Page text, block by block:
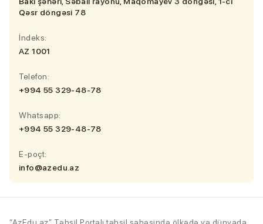
Qəsr döngəsi 78
İndeks:
AZ 1001
Telefon:
+994 55 329-48-78
Whatsapp:
+994 55 329-48-78
E-poçt:
info@azedu.az
“AzEdu.az” Təhsil Portalı təhsil sahəsində ölkədə və dünyada